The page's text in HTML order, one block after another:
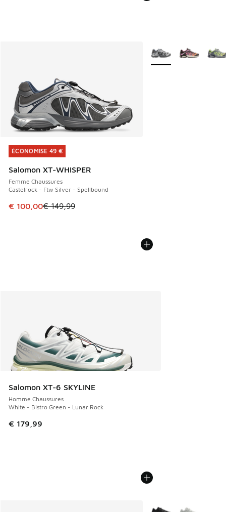
ÉCONOMISE 49 €
Salomon XT-WHISPER
Femme Chaussures
Castelrock - Ftw Silver - Spellbound
Cet article est en promotion. Prix en baisse de € 149,99 à
€ 100,00€ 149,99
ÉCONOMISE 49 €
Plus de couleurs
Salomon XT-6 SKYLINE
Homme Chaussures
White - Bistro Green - Lunar Rock
€ 179,99
Plus de couleurs